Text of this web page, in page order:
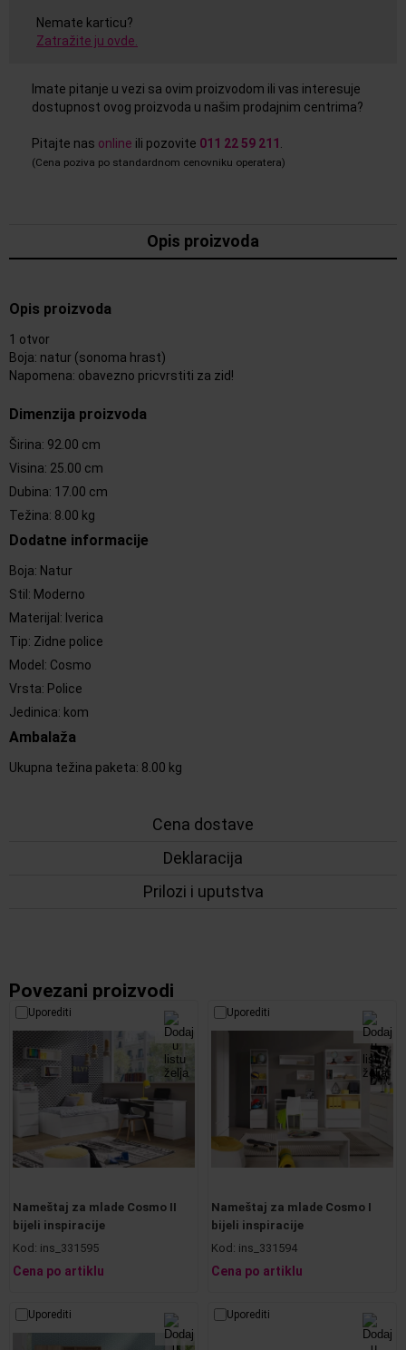
Nemate karticu?
Zatražite ju ovde.
Imate pitanje u vezi sa ovim proizvodom ili vas interesuje
dostupnost ovog proizvoda u našim prodajnim centrima?
Pitajte nas online ili pozovite 011 22 59 211
(Cena poziva po standardnom cenovniku operatera)
Opis proizvoda
Dimenzija proizvoda
Širina: 92.00 cm
Visina: 25.00 cm
Dubina: 17.00 cm
Težina: 8.00 kg
Dodatne informacije
Boja: Natur
Stil: Moderno
Materijal: Iverica
Tip: Zidne police
Model: Cosmo
Vrsta: Police
Jedinica: kom
Ambalaža
Ukupna težina paketa: 8.00 kg
Opis proizvoda
1 otvor
Boja: natur (sonoma hrast)
Napomena: obavezno pricvrstiti za zid!
Cena dostave
Deklaracija
Prilozi i uputstva
Povezani proizvodi
Uporediti
Nameštaj za mlade Cosmo II
bijeli inspiracije
Kod: ins_331595
Cena po artiklu
Uporediti
Nameštaj za mlade Cosmo I
bijeli inspiracije
Kod: ins_331594
Cena po artiklu
Uporediti Uporediti